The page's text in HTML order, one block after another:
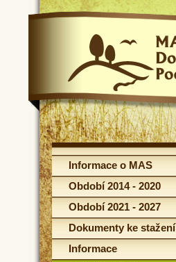
Informace o MAS
Období 2014 - 2020
Období 2021 - 2027
Dokumenty ke stažení
Informace